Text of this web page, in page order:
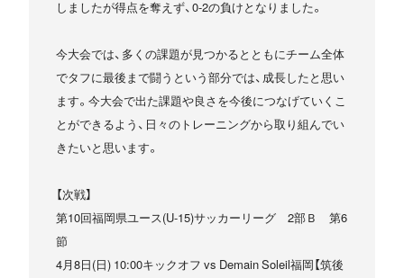
しましたが得点を奪えず、0-2の負けとなりました。
今大会では、多くの課題が見つかるとともにチーム全体
でタフに最後まで闘うという部分では、成長したと思い
ます。今大会で出た課題や良さを今後につなげていくこ
とができるよう、日々のトレーニングから取り組んでい
きたいと思います。
【次戦】
第10回福岡県ユース(U-15)サッカーリーグ 2部Ｂ 第6
節
4月8日(日) 10:00キックオフ vs Demain Soleil福岡【筑後